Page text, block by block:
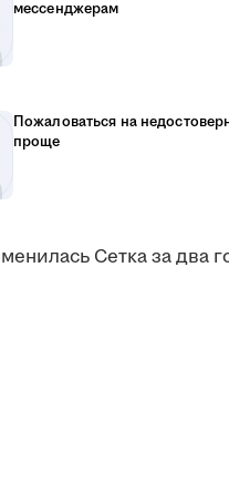
мессенджерам
Пожаловаться на
проще